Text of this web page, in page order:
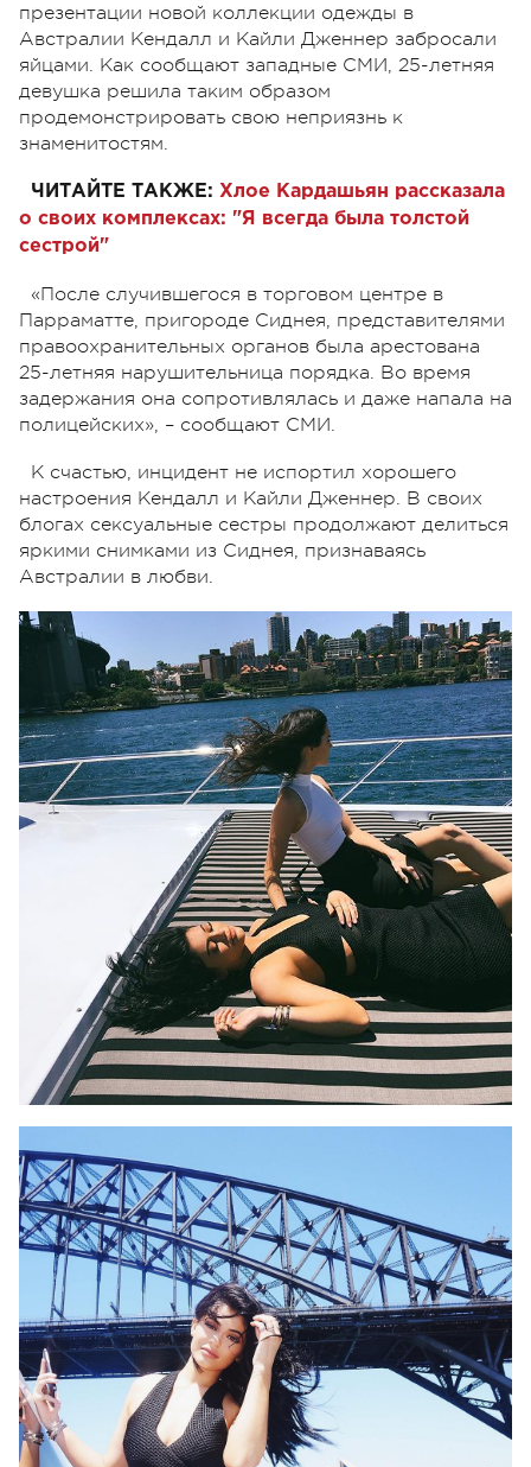
презентации новой коллекции одежды в
Австралии Кендалл и Кайли Дженнер забросали
яйцами. Как сообщают западные СМИ, 25-летняя
девушка решила таким образом
продемонстрировать свою неприязнь к
знаменитостям.
ЧИТАЙТЕ ТАКЖЕ: Хлое Кардашьян рассказала
о своих комплексах: "Я всегда была толстой
сестрой"
«После случившегося в торговом центре в
Парраматте, пригороде Сиднея, представителями
правоохранительных органов была арестована
25-летняя нарушительница порядка. Во время
задержания она сопротивлялась и даже напала на
полицейских», – сообщают СМИ.
К счастью, инцидент не испортил хорошего
настроения Кендалл и Кайли Дженнер. В своих
блогах сексуальные сестры продолжают делиться
яркими снимками из Сиднея, признаваясь
Австралии в любви.